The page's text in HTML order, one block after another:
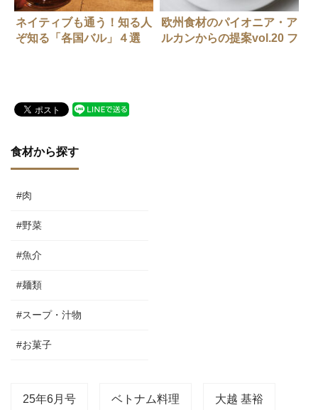
ネイティブも通う！知る人
ぞ知る「各国バル」４選
欧州食材のパイオニア・ア
ルカンからの提案vol.20 フ
食材から探す
#肉
#野菜
#魚介
#麺類
#スープ・汁物
#お菓子
25年6月号 ベトナム料理 大越 基裕